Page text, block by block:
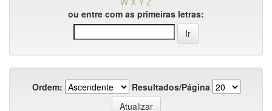
ou entre com as primeiras letras:
Ordem: Resultados/Página